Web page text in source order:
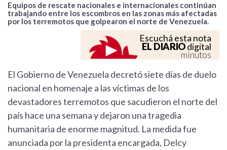
Equipos de rescate nacionales e internacionales continúan
trabajando entre los escombros en las zonas más afectadas
por los terremotos que golpearon el norte de Venezuela.
Escuchá esta nota
EL DIARIOdigital
minutos
El Gobierno de Venezuela decretó siete días de duelo
nacional en homenaje a las víctimas de los
devastadores terremotos que sacudieron el norte del
país hace una semana y dejaron una tragedia
humanitaria de enorme magnitud. La medida fue
anunciada por la presidenta encargada, Delcy